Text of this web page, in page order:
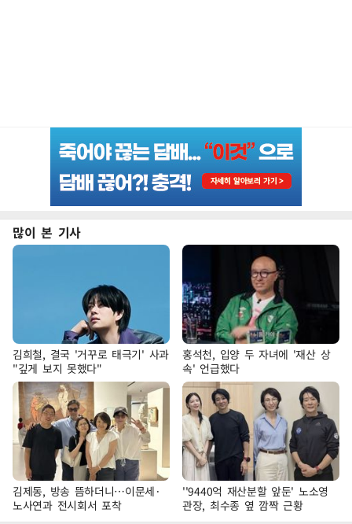
많이 본 기사
김희철, 결국 '거꾸로 태극기' 사과
"깊게 보지 못했다"
홍석천, 입양 두 자녀에 '재산 상
속' 언급했다
김제동, 방송 뜸하더니…이문세·
노사연과 전시회서 포착
''9440억 재산분할 앞둔' 노소영
관장, 최수종 옆 깜짝 근황